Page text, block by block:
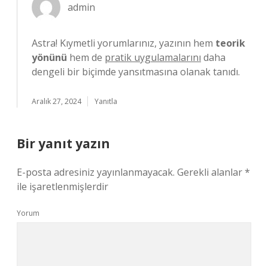
admin
Astra! Kıymetli yorumlarınız, yazının hem teorik
yönünü hem de pratik uygulamalarını daha
dengeli bir biçimde yansıtmasına olanak tanıdı.
Aralık 27, 2024 Yanıtla
Bir yanıt yazın
E-posta adresiniz yayınlanmayacak. Gerekli alanlar*
ile işaretlenmişlerdir
Yorum